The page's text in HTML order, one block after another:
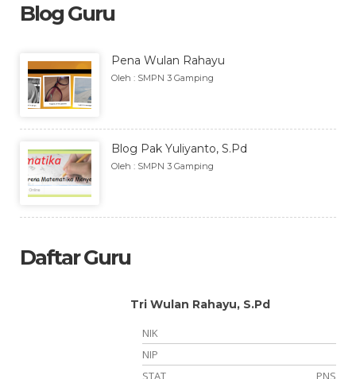
Blog Guru
Pena Wulan Rahayu
Oleh : SMPN 3 Gamping
Blog Pak Yuliyanto, S.Pd
Oleh : SMPN 3 Gamping
Daftar Guru
Tri Wulan Rahayu, S.Pd
NIK
NIP
STAT
PNS